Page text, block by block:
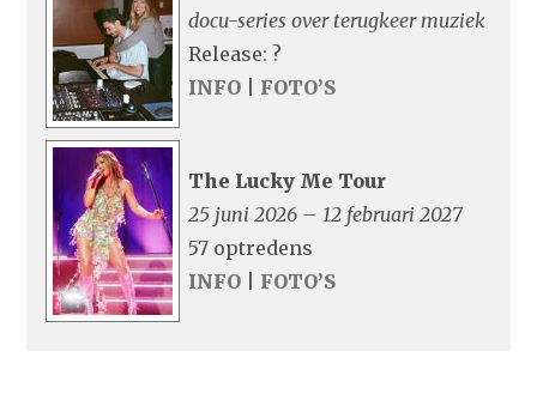
docu-series over terugkeer muziek
Release: ?
INFO
FOTO’S
The Lucky Me Tour
25 juni 2026 – 12 februari 2027
57 optredens
INFO
FOTO’S